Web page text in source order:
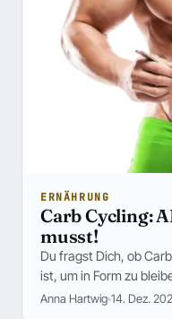
ERNÄHRUNG
Carb Cycling:
musst!
Du fragst Dich, ob
ist, um in Form zu
Anna Hartwig 14. Dez.